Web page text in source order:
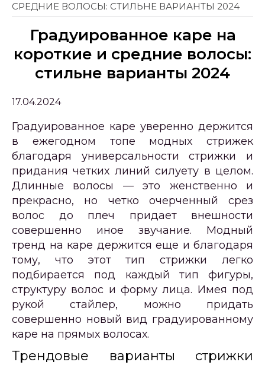
СРЕДНИЕ ВОЛОСЫ: СТИЛЬНЕ ВАРИАНТЫ 2024
Градуированное каре на
короткие и средние волосы:
стильне варианты 2024
17.04.2024
Градуированное каре уверенно держится
в ежегодном топе модных стрижек
благодаря универсальности стрижки и
придания четких линий силуету в целом.
Длинные волосы — это женственно и
прекрасно, но четко очерченный срез
волос до плеч придает внешности
совершенно иное звучание. Модный
тренд на каре держится еще и благодаря
тому, что этот тип стрижки легко
подбирается под каждый тип фигуры,
структуру волос и форму лица. Имея под
рукой стайлер, можно придать
совершенно новый вид градуированному
каре на прямых волосах.
Трендовые варианты стрижки